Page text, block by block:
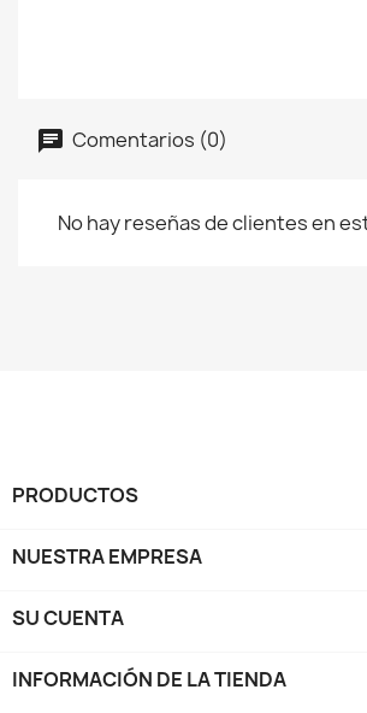
Comentarios (0)
No hay reseñas de clientes en
PRODUCTOS
NUESTRA EMPRESA
SU CUENTA
INFORMACIÓN DE LA TIENDA